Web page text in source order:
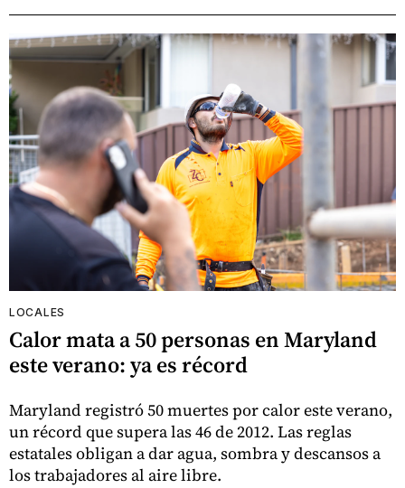
LOCALES
Calor mata a 50 personas en Maryland
este verano: ya es récord
Maryland registró 50 muertes por calor este verano,
un récord que supera las 46 de 2012. Las reglas
estatales obligan a dar agua, sombra y descansos a
los trabajadores al aire libre.